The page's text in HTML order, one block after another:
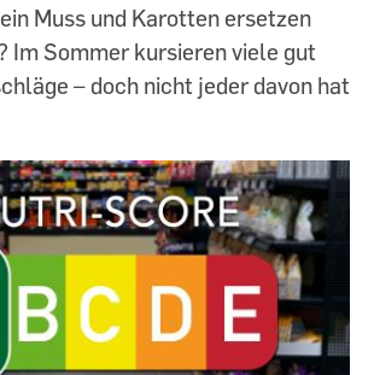
Muss und Karotten ersetzen
Im Sommer kursieren viele gut
– doch nicht jeder davon hat